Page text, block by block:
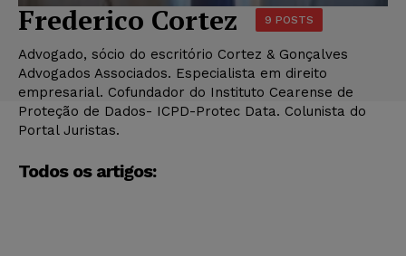
Frederico Cortez 9 POSTS
Advogado, sócio do escritório Cortez & Gonçalves
Advogados Associados. Especialista em direito
empresarial. Cofundador do Instituto Cearense de
Proteção de Dados- ICPD-Protec Data. Colunista do
Portal Juristas.
Todos os artigos: